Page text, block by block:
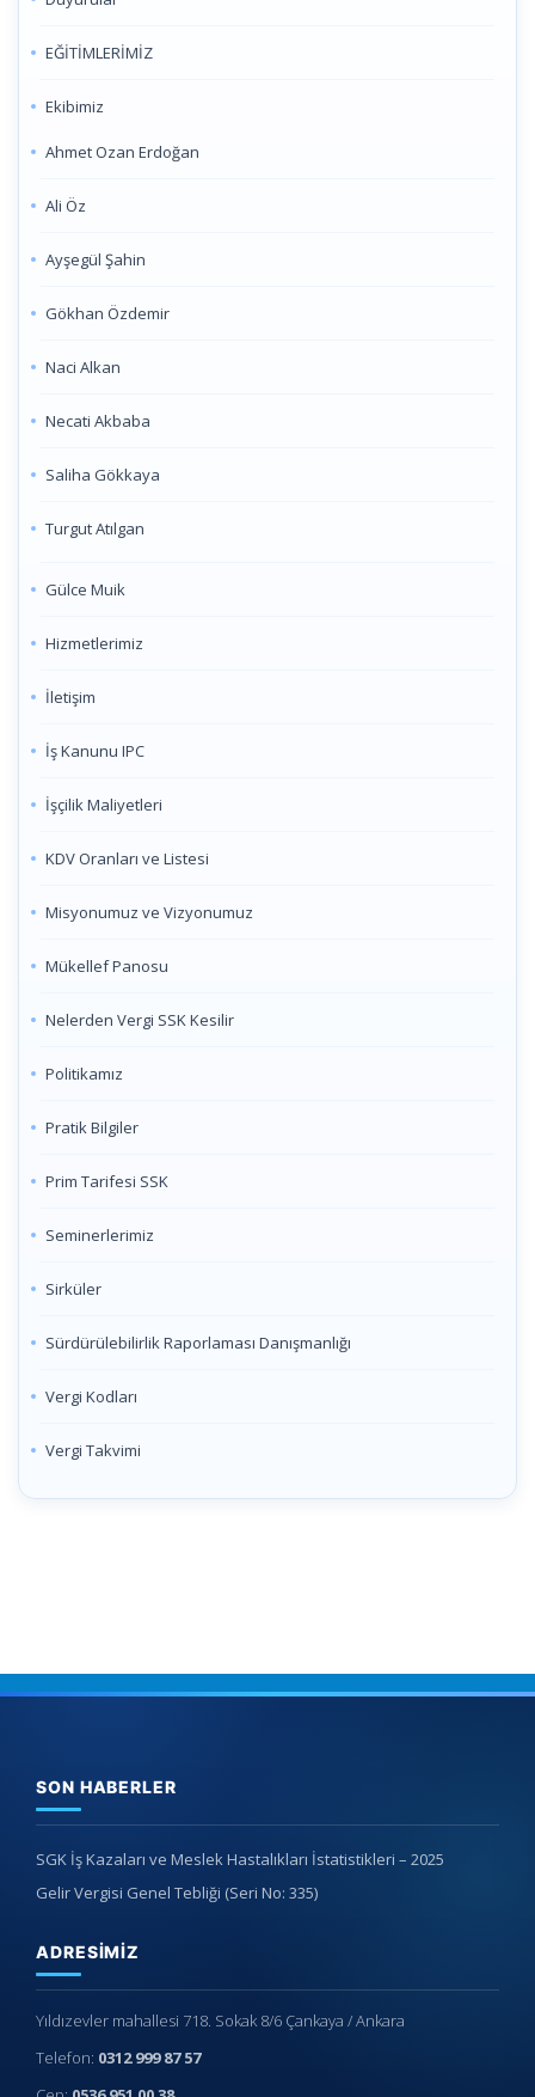
EĞİTİMLERİMİZ
Ekibimiz
Ahmet Ozan Erdoğan
Ali Öz
Ayşegül Şahin
Gökhan Özdemir
Naci Alkan
Necati Akbaba
Saliha Gökkaya
Turgut Atılgan
Gülce Muik
Hizmetlerimiz
İletişim
İş Kanunu IPC
İşçilik Maliyetleri
KDV Oranları ve Listesi
Misyonumuz ve Vizyonumuz
Mükellef Panosu
Nelerden Vergi SSK Kesilir
Politikamız
Pratik Bilgiler
Prim Tarifesi SSK
Seminerlerimiz
Sirküler
Sürdürülebilirlik Raporlaması Danışmanlığı
Vergi Kodları
Vergi Takvimi
SON HABERLER
SGK İş Kazaları ve Meslek Hastalıkları İstatistikleri – 2025
Gelir Vergisi Genel Tebliği (Seri No: 335)
ADRESIMIZ
Yıldızevler mahallesi 718. Sokak 8/6 Çankaya / Ankara
Telefon: 0312 999 87 57